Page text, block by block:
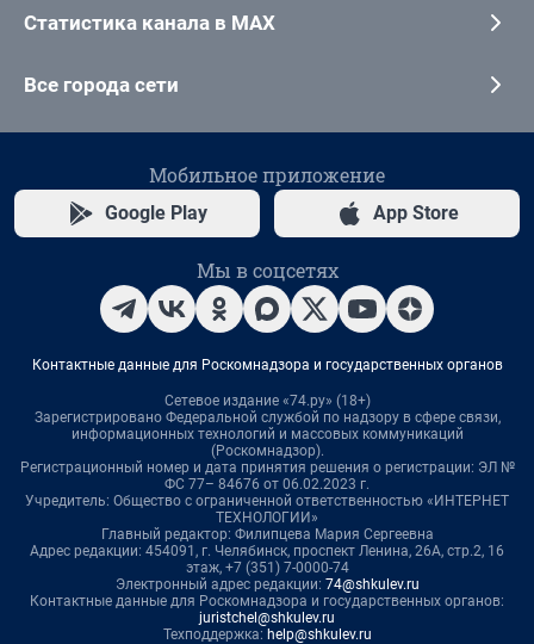
Статистика канала в MAX
Все города сети
Мобильное приложение
Google Play App Store
Мы в соцсетях
Контактные данные для Роскомнадзора и государственных органов
Сетевое издание «74.ру» (18+)
Зарегистрировано Федеральной службой по надзору в сфере связи,
информационных технологий и массовых коммуникаций
(Роскомнадзор).
Регистрационный номер и дата принятия решения о регистрации: ЭЛ №
ФС 77– 84676 от 06.02.2023 г.
Учредитель: Общество с ограниченной ответственностью «ИНТЕРНЕТ
ТЕХНОЛОГИИ»
Главный редактор: Филипцева Мария Сергеевна
Адрес редакции: 454091, г. Челябинск, проспект Ленина, 26А, стр.2, 16
этаж, +7 (351) 7-0000-74
Электронный адрес редакции: 74@shkulev.ru
Контактные данные для Роскомнадзора и государственных органов:
juristchel@shkulev.ru
Техподдержка: help@shkulev.ru